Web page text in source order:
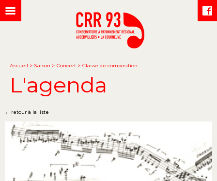
Accueil > Saison > Concert > Classe de composition
L'agenda
← retour à la liste